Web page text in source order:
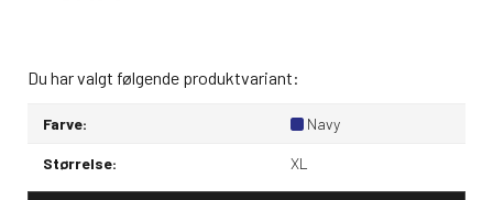
Du har valgt følgende produktvariant:
Farve: Navy
Størrelse: XL